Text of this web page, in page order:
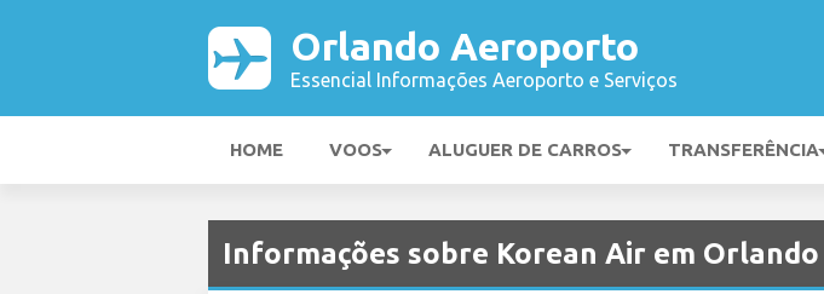
Orlando Aeroporto
Essencial Informações Aeroporto e Serviços
HOME VOOS ALUGUER DE CARROS TRANSFERÊNCIA
Informações sobre Korean Air em